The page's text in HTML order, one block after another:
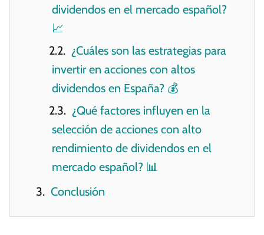
dividendos en el mercado español?
📈
¿Cuáles son las estrategias para
invertir en acciones con altos
dividendos en España? 💰
¿Qué factores influyen en la
selección de acciones con alto
rendimiento de dividendos en el
mercado español? 📊
Conclusión